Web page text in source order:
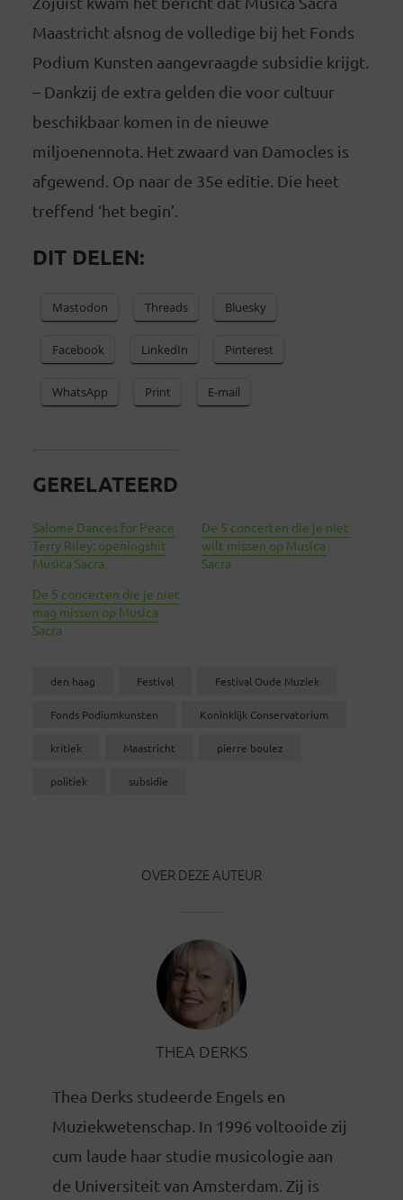
Maastricht alsnog de volledige bij het Fonds
Podium Kunsten aangevraagde subsidie krijgt.
– Dankzij de extra gelden die voor cultuur
beschikbaar komen in de nieuwe
miljoenennota. Het zwaard van Damocles is
afgewend. Op naar de 35e editie. Die heet
treffend ‘het begin’.
DIT DELEN:
Mastodon Threads Bluesky
Facebook LinkedIn Pinterest
WhatsApp Print E-mail
GERELATEERD
Salome Dances for Peace
Terry Riley: openingshit
Musica Sacra
De 5 concerten die je niet
wilt missen op Musica
Sacra
De 5 concerten die je niet
mag missen op Musica
Sacra
den haag Festival Festival Oude Muziek
Fonds Podiumkunsten Koninklijk Conservatorium
kritiek Maastricht pierre boulez
politiek subsidie
OVER DEZE AUTEUR
THEA DERKS
Thea Derks studeerde Engels en
Muziekwetenschap. In 1996 voltooide zij
cum laude haar studie musicologie aan
de Universiteit van Amsterdam. Zij is